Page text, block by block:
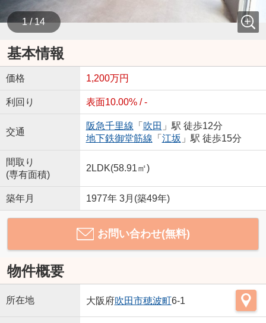
1 / 14
基本情報
価格 1,200万円
利回り 表面10.00% / -
交通
阪急千里線 「 吹田 」駅 徒歩12分
地下鉄御堂筋線 「 江坂 」駅 徒歩15分
間取り
(専有面積)
2LDK(58.91㎡)
築年月 1977年 3月(築49年)
お問い合わせ(無料)
物件概要
所在地 大阪府吹田市穂波町6-1